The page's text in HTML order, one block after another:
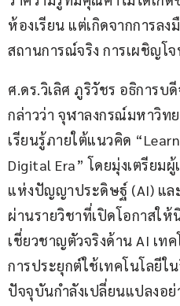
ห้องเรียน แต่เกิดจากการล
สถานการณ์จริง การเผชิญโ
ศ.ดร.วิเลิศ ภูริวัชร อธิการ
กล่าวว่า จุฬาลงกรณ์มหาวิท
เรียนรู้ภายใต้แนวคิด
Digital Era” โดยมุ่งเตรียม
แห่งปัญญาประดิษฐ์ (AI) แล
ผ่านรายวิชาที่เปิดโอกาสให้
เชี่ยวชาญตัวจริงด้าน AI เท
การประยุกต์ใช้เทคโนโลยีใ
ปัจจุบันกำลังเปลี่ยนแปลงอย่